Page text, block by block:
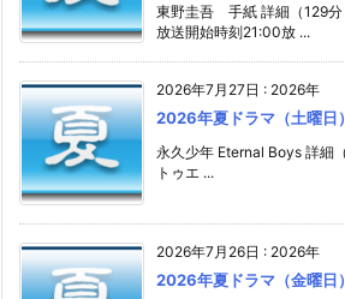
東野圭吾 手紙 詳細（129分
放送開始時刻21:00放 ...
2026年7月27日 : 2026年
2026年夏ドラマ（土曜日
永久少年 Eternal Boys 詳細
トゥエ ...
2026年7月26日 : 2026年
2026年夏ドラマ（金曜日